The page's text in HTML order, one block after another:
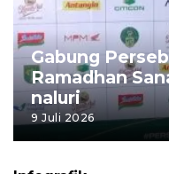
Gabung
Ramadhan
naluri
9 Juli 2026